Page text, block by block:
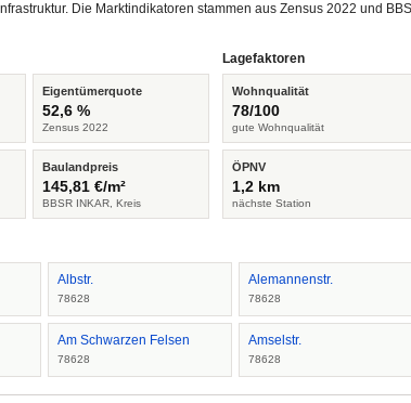
Die Marktindikatoren stammen aus Zensus 2022 und
Eigentümerquote
52,6 %
Zensus 2022
Baulandpreis
145,81 €/m²
BBSR INKAR, Kreis
Lagefaktoren
Wohnqualität
78/100
gute Wohnqualität
ÖPNV
1,2 km
nächste Station
Albstr.
78628
Alemannenstr.
78628
Am Schwarzen Felsen
78628
Amselstr.
78628